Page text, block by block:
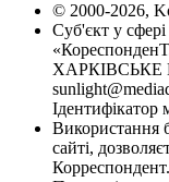
© 2000-2026,
Суб'єкт у
ХАРКІВСЬКЕ
Ідентифікатор
Використання
сайті,